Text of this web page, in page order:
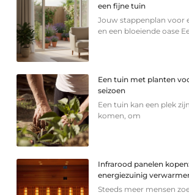
een fijne tuin
Jouw stappenplan voor
en een bloeiende oase
Een tuin met planten
seizoen
Een tuin kan een plek
komen, om
Infrarood panelen
energiezuinig
Steeds meer mensen